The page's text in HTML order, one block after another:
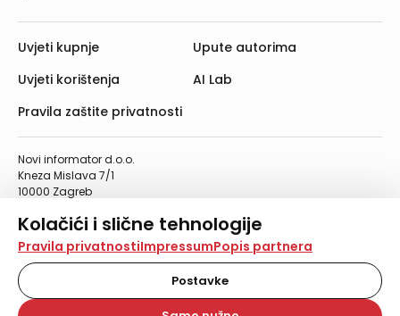
Kolačići i slične tehnologije
Na našoj web stranici koristimo kolačiće i slične
tehnologije za pohranu, čitanje i obradu informacija na
vašem uređaju. Time poboljšavamo korisničko iskustvo,
analiziramo promet na stranici te prikazujemo sadržaje i
oglase koji vas zanimaju. Korisnički profili mogu se kreirati
Pravila privatnostiImpressumPopis partnera
Postavke
Novi informator d.o.o.
Kneza Mislava 7/1
10000 Zagreb
Telefaks: 01/4612-553
info@informator.hr
PRATITE NAS:
Uvjeti kupnje
Uvjeti korištenja
Pravila zaštite privatnosti
Upute autorima
AI Lab